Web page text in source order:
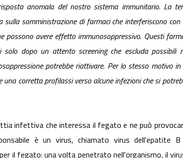
anomala del nostro sistema immunitario. La
sulla somministrazione di farmaci che interferiscono
possono avere effetto immunosoppressivo. Questi
solo dopo un attento screening che escluda possibili
potrebbe riattivare. Per lo stesso motivo
una corretta profilassi verso alcune infezioni che si
infettiva che interessa il fegato e ne può
è un virus, chiamato virus dell'epatite
il fegato: una volta penetrato nell'organismo, il